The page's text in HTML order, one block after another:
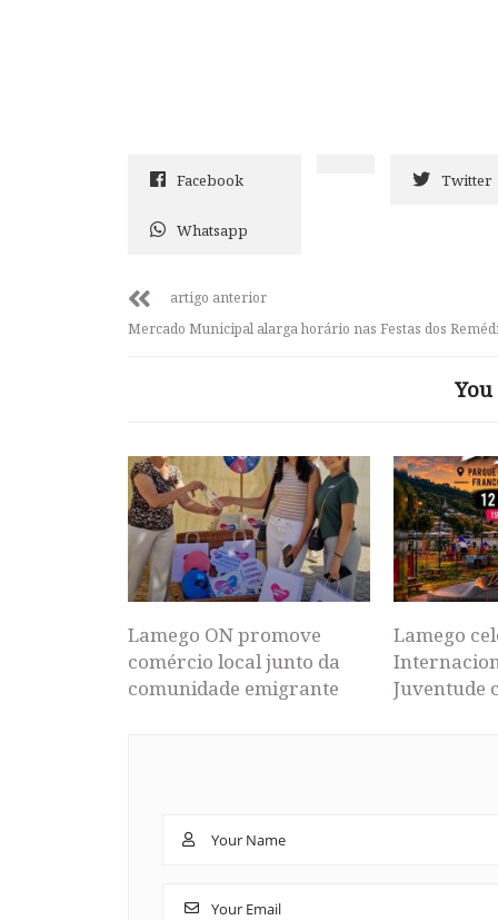
Facebook Twitter
Whatsapp
artigo anterior
Mercado Municipal alarga horário nas Festas dos
Lamego ON promove
comércio local junto da
comunidade emigrante
Lamego
Juventude